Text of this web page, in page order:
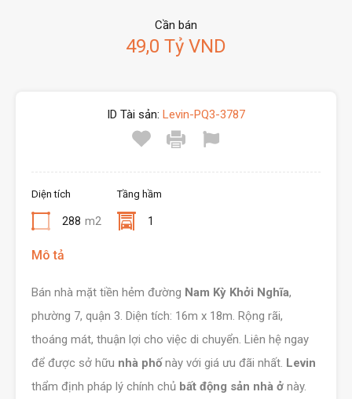
Cần bán
49,0 Tỷ VND
ID Tài sản: Levin-PQ3-3787
Diện tích
288 m2
Tầng hầm
1
Mô tả
Bán nhà mặt tiền hẻm đường Nam Kỳ Khởi Nghĩa,
phường 7, quận 3. Diện tích: 16m x 18m. Rộng rãi,
thoáng mát, thuận lợi cho việc di chuyển. Liên hệ ngay
để được sở hữu nhà phốnày với giá ưu đãi nhất. Levin
thẩm định pháp lý chính chủ bất động sản nhà ở này.